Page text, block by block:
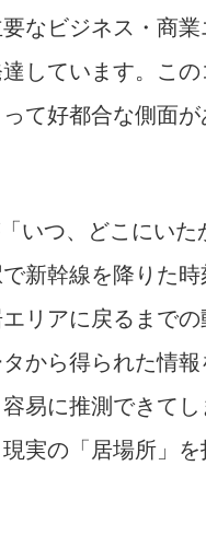
なビジネス・商
しています。この
て好都合な側面が
いつ、どこにいた
新幹線を降りた
リアに戻るまで
から得られた情報
易に推測できて
実の「居場所」を